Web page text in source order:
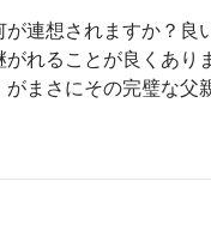
連想されますか？
れることが良くあ
がまさにその完璧な